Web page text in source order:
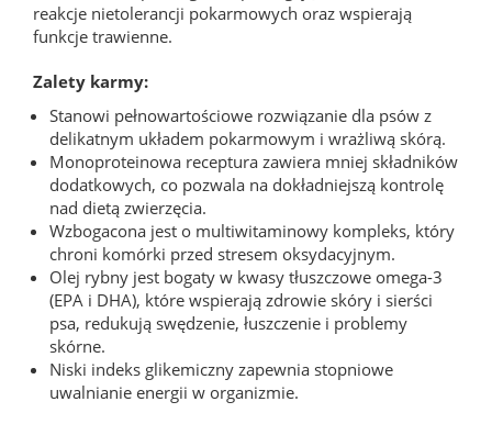
reakcje nietolerancji pokarmowych oraz wspierają
funkcje trawienne.
Zalety karmy:
Stanowi pełnowartościowe rozwiązanie dla psów z
delikatnym układem pokarmowym i wrażliwą skórą.
Monoproteinowa receptura zawiera mniej składników
dodatkowych, co pozwala na dokładniejszą kontrolę
nad dietą zwierzęcia.
Wzbogacona jest o multiwitaminowy kompleks, który
chroni komórki przed stresem oksydacyjnym.
Olej rybny jest bogaty w kwasy tłuszczowe omega-3
(EPA i DHA), które wspierają zdrowie skóry i sierści
psa, redukują swędzenie, łuszczenie i problemy
skórne.
Niski indeks glikemiczny zapewnia stopniowe
uwalnianie energii w organizmie.